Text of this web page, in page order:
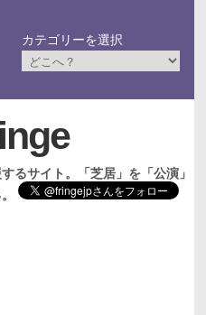
カテゴリーを選択
るサイト。「芝居」を「公演」
。